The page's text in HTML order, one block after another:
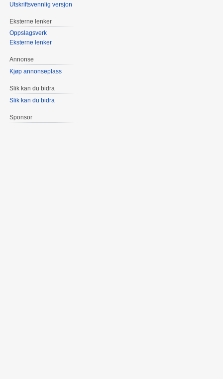
Utskriftsvennlig versjon
Eksterne lenker
Oppslagsverk
Eksterne lenker
Annonse
Kjøp annonseplass
Slik kan du bidra
Slik kan du bidra
Sponsor